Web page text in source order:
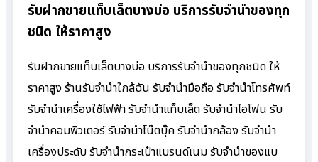
รับฝากขายแท็บเล็ตบางบ่อ บริการรับจำนำของทุก
ชนิด ให้ราคาสูง
รับฝากขายแท็บเล็ตบางบ่อ บริการรับจำนำของทุกชนิด ให้
ราคาสูง ร้านรับจํานําใกล้ฉัน รับจำนำมือถือ รับจำนำโทรศัพท์
รับจำนำเครื่องใช้ไฟฟ้า รับจำนำแท็บเล็ต รับจำนำไอโฟน รับ
จำนำคอมพิวเตอร์ รับจำนำโน๊ตบุ๊ค รับจำนำกล้อง รับจำนำ
เครื่องประดับ รับจำนำกระเป๋าแบรนด์เนม รับจำนำของแบ